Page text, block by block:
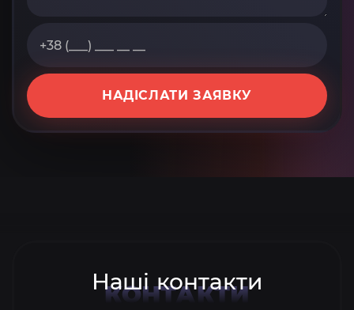
НАДІСЛАТИ ЗАЯВКУ
Наші контакти
КОНТАКТИ